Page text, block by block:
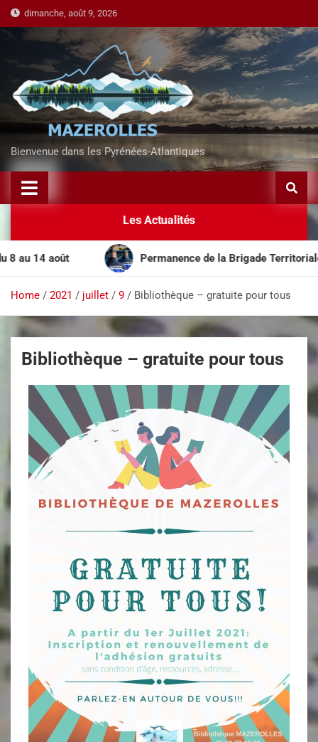
dimanche, août 9, 2026
Bienvenue dans les Pyrénées-Atlantiques
Les Actualités
14 août Permanence de la Brigade Territoriale
Home 2021 juillet 9 Bibliothèque – gratuite pour tous
Bibliothèque – gratuite pour tous